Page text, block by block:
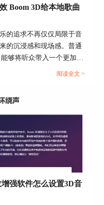
音频输出设备
设
重要的是避免环境噪
们就可以选择Boom
从而降低环境噪音，
Boom 3D给本地歌曲
的追求不再仅仅局限于音
的沉浸感和现场感。普通
够将听众带入一个更加身
和声部都能在立体声场中
阅读全文 >
强软件怎么设置3D音